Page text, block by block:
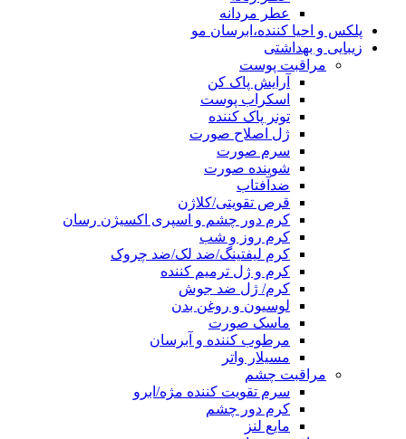
عطر مردانه
پلکس و احیا کننده،ابرسان مو
زیبایی و بهداشتی
مراقبت پوست
آرایش پاک کن
اسکراب پوست
تونر پاک کننده
ژل اصلاح صورت
سرم صورت
شوینده صورت
ضدآفتاب
قرص تقویتی/کلاژن
کرم دور چشم و اسپری اکسیژن رسان
کرم روز و شب
کرم لیفتینگ/ضد لک/ضد چروک
کرم و ژل ترمیم کننده
کرم/ ژل ضد جوش
لوسیون و روغن بدن
ماسک صورت
مرطوب کننده و آبرسان
مسیلار واتر
مراقبت چشم
سرم تقویت کننده مژه/ابرو
کرم دور چشم
مایع لنز